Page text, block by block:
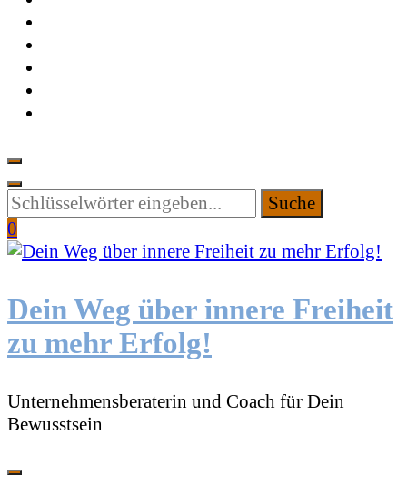
Suchen
Sie
etwas?
0
Dein Weg über innere Freiheit
zu mehr Erfolg!
Unternehmensberaterin und Coach für Dein
Bewusstsein